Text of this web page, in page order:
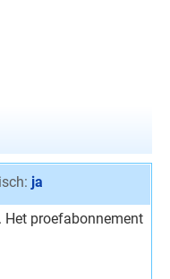
ja
. Het proefabonnement